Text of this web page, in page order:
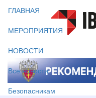
ГЛАВНАЯ
МЕРОПРИЯТИЯ
НОВОСТИ
Все новости
Безопасникам